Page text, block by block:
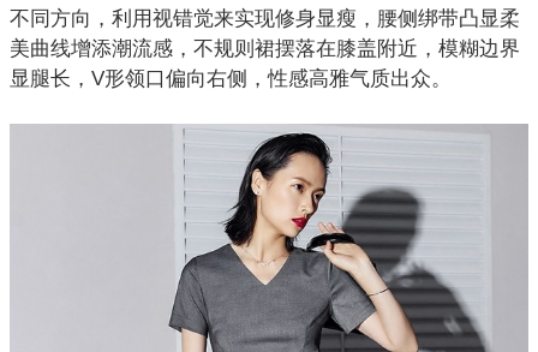
不同方向，利用视错觉来实现修身显瘦，腰侧绑带凸显柔
美曲线增添潮流感，不规则裙摆落在膝盖附近，模糊边界
显腿长，V形领口偏向右侧，性感高雅气质出众。